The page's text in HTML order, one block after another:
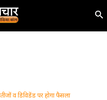
व डिविडेंड पर होगा फैसला